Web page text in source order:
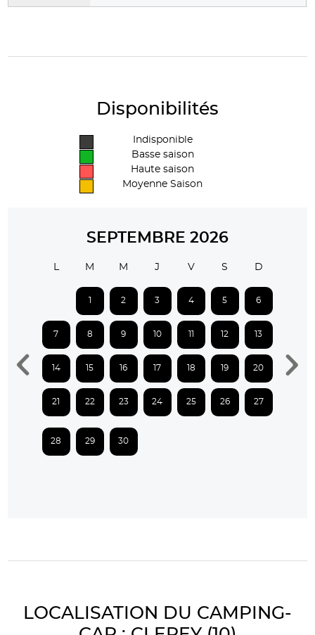
Disponibilités
Indisponible
Basse saison
Haute saison
Moyenne Saison
SEPTEMBRE 2026
M M J V S D
1 2 3 4 5 6
7 8 9 10 11 12 13
14 15 16 17 18 19 20
21 22 23 24 25 26 27
28 29 30
LOCALISATION DU CAMPING-